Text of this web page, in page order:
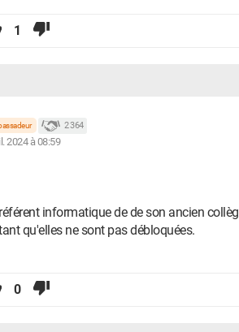
1
2 364
2024 à 08:59
informatique de de son ancien
qu'elles ne sont pas débloquées.
0